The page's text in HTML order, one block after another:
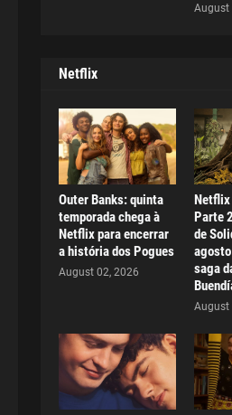
August
Netflix
Outer Banks: quinta
temporada chega à
Netflix para encerrar
a história dos Pogues
August 02, 2026
Netflix
Parte
de
saga
August